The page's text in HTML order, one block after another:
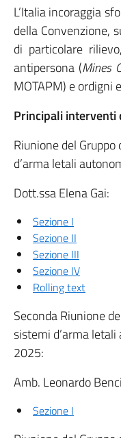
L’Italia incoraggia
della Convenzione,
di particolare
antipersona (Mines
MOTAPM) e ordigni
Principali interventi
Riunione del
d’arma letali
Dott.ssa Elena Gai:
Sezione I
Sezione II
Sezione III
Sezione IV
Rolling text
Seconda Riunione
sistemi d’arma
2025:
Amb. Leonardo
Sezione I